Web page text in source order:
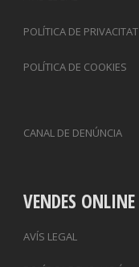
POLÍTICA DE PRIVACITAT
POLÍTICA DE COOKIES
CANAL DE DENÚNCIA
VENDES ONLINE
AVÍS LEGAL